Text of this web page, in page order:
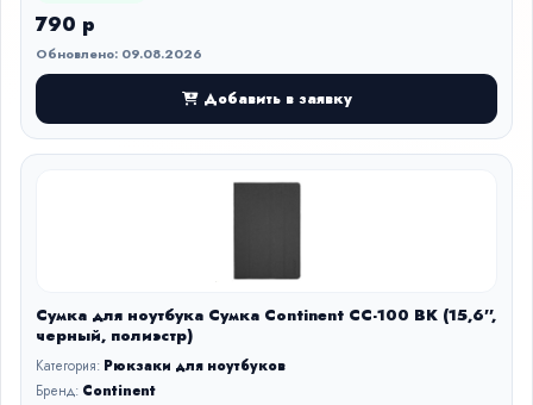
790 р
Обновлено: 09.08.2026
Добавить в заявку
Сумка для ноутбука Сумка Continent CC-100 BK (15,6'',
черный, полиэстр)
Категория: Рюкзаки для ноутбуков
Бренд: Continent